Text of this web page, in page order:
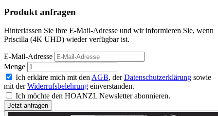
Produkt anfragen
Hinterlassen Sie ihre E-Mail-Adresse und wir informieren Sie, wenn
Priscilla (4K UHD) wieder verfügbar ist.
E-Mail-Adresse
Menge
Ich erkläre mich mit den AGB, derDatenschutzerklärung sowie
mit derWiderrufsbelehrung einverstanden.
Ich möchte den HOANZL Newsletter abonnieren.